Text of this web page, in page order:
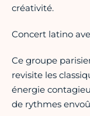
créativité.
Concert latino
Ce groupe
revisite les
énergie
de rythmes